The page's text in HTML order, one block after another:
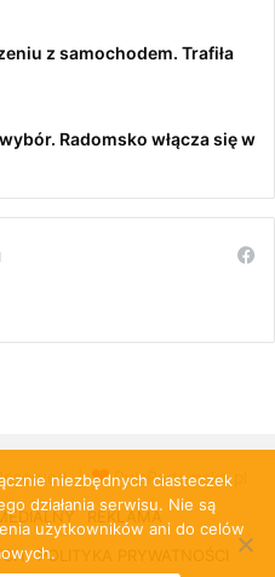
z samochodem. Trafiła
Radomsko włącza się w
| PulsRadomska.pl
REKLAMA
POLITYKA PRYWATNOŚCI
niezbędnych ciasteczek
działania serwisu. Nie są
użytkowników ani do celów